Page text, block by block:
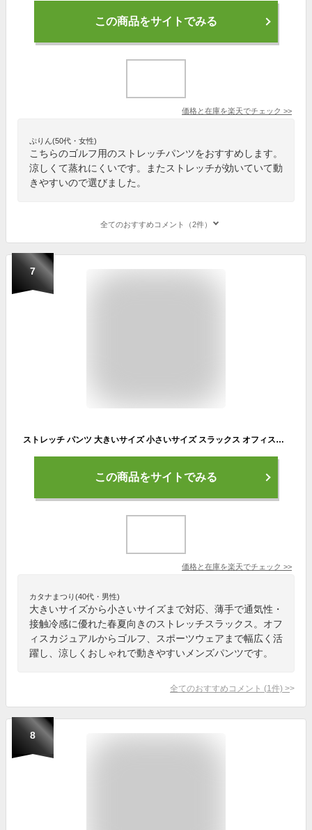
この商品をサイトでみる
価格と在庫を楽天でチェック >>
ぷりん(50代・女性)
こちらのゴルフ用のストレッチパンツをおすすめします。
涼しくて蒸れにくいです。またストレッチが効いていて動
きやすいので選びました。
全てのおすすめコメント（2件）
7
ストレッチ パンツ 大きいサイズ 小さいサイズ スラックス オフィスカジュアル スポーツウェア ゴルフウェア ゴルフ パンツ 薄め 薄手 春夏向き 通気性良 接触冷感 涼しい おしゃれ メンズ suso G
この商品をサイトでみる
価格と在庫を楽天でチェック >>
カタナまつり(40代・男性)
大きいサイズから小さいサイズまで対応、薄手で通気性・
接触冷感に優れた春夏向きのストレッチスラックス。オフ
ィスカジュアルからゴルフ、スポーツウェアまで幅広く活
躍し、涼しくおしゃれで動きやすいメンズパンツです。
全てのおすすめコメント (1 件) >
8